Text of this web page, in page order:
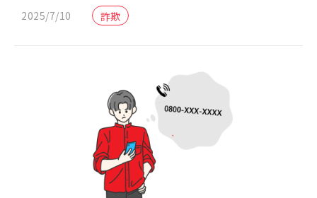
2025/7/10 詐欺